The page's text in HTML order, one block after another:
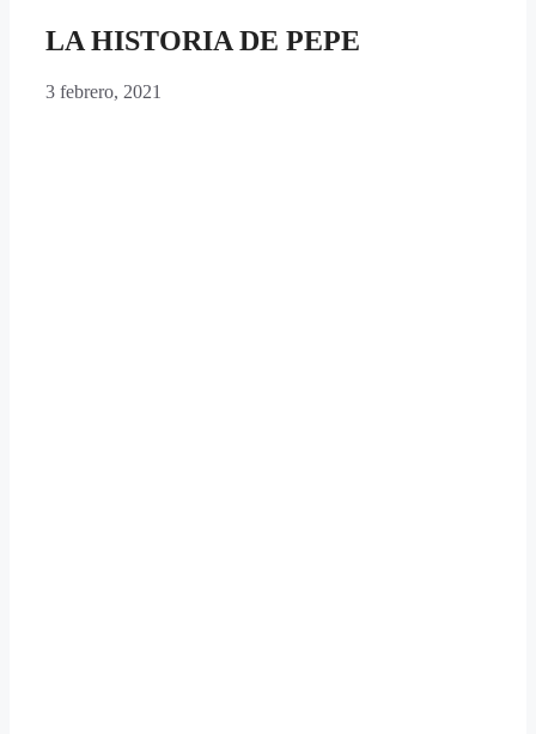
LA HISTORIA DE PEPE
3 febrero, 2021